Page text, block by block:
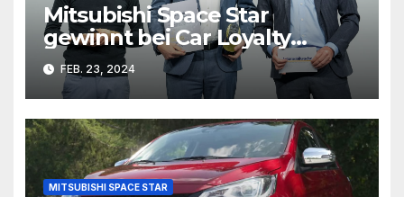
Mitsubishi Space Star
gewinnt bei Car Loyalty
Awards
FEB. 23, 2024
MITSUBISHI SPACE STAR